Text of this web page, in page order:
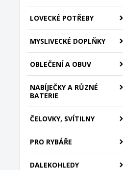
LOVECKÉ POTŘEBY
MYSLIVECKÉ DOPLŇKY
OBLEČENÍ A OBUV
NABÍJEČKY A RŮZNÉ
BATERIE
ČELOVKY, SVÍTILNY
PRO RYBÁŘE
DALEKOHLEDY